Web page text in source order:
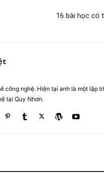
16 bài học có
công nghệ. Hiện tại anh là một lập
tại Quy Nhơn.